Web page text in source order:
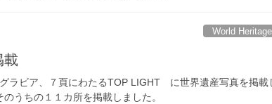
World
載
ラビア、７頁にわたるTOP LIGHT に世界遺産写真を掲載
うちの１１カ所を掲載しました。